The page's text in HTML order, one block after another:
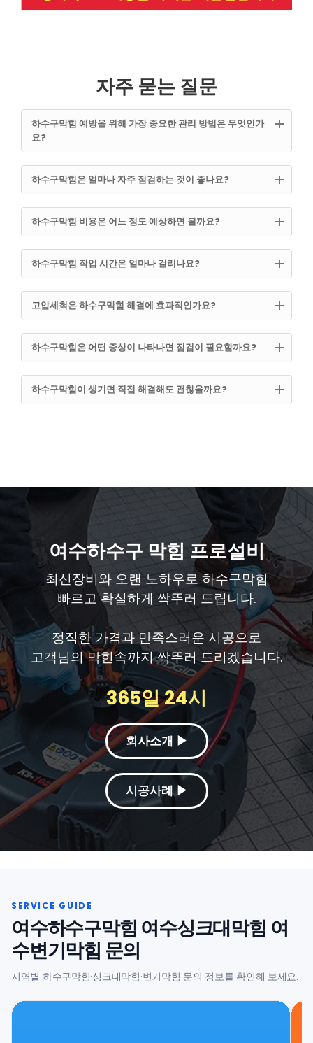
자주 묻는 질문
하수구막힘 예방을 위해 가장 중요한 관리 방법은 무엇인가
요?
하수구막힘은 얼마나 자주 점검하는 것이 좋나요?
하수구막힘 비용은 어느 정도 예상하면 될까요?
하수구막힘 작업 시간은 얼마나 걸리나요?
고압세척은 하수구막힘 해결에 효과적인가요?
하수구막힘은 어떤 증상이 나타나면 점검이 필요할까요?
하수구막힘이 생기면 직접 해결해도 괜찮을까요?
여수하수구 막힘 프로설비
최신장비와 오랜 노하우로 하수구막힘
빠르고 확실하게 싹뚜러 드립니다.
정직한 가격과 만족스러운 시공으로
고객님의 막힌속까지 싹뚜러 드리겠습니다.
365일 24시
회사소개 ▶
시공사례 ▶
여수하수구막힘 여수싱크대막힘 여
수변기막힘 문의